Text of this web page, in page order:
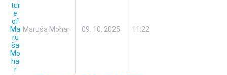
Maruša Mohar 09. 10. 2025 11:22